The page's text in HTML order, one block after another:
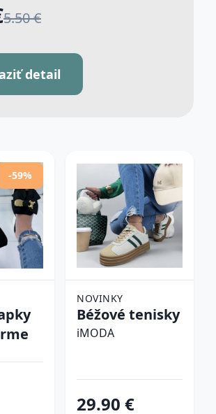
5.50 €
detail
-59%
NOVINKY
Béžové tenisky
iMODA
29.90 €